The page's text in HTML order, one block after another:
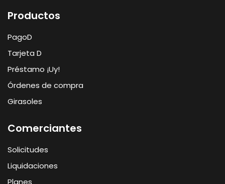
Productos
PagoD
Tarjeta D
Préstamo ¡Uy!
Órdenes de compra
Girasoles
Comerciantes
Solicitudes
Liquidaciones
Planes